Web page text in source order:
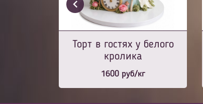
Торт в гостях у белого
кролика
1600руб/кг